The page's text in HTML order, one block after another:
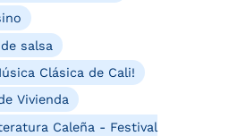
salsa
Clásica de Cali!
Vivienda
Caleña - Festival